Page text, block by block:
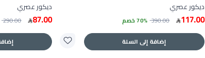
ديكور عصري
117.00
390.00 70% خصم
إضافة إلى السلة
ديكور عصري
87.00
290.00